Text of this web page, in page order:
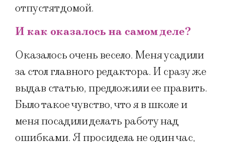
отпустят домой.
И как оказалось на самом деле?
Оказалось очень весело. Меня усадили
за стол главного редактора. И сразу же
выдав статью, предложили ее править.
Было такое чувство, что я в школе и
меня посадили делать работу над
ошибками. Я просидела не один час,